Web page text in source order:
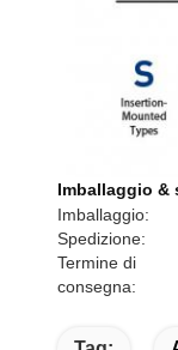
Imballaggio &
Imballaggio:
Spedizione:
Termine di
consegna: